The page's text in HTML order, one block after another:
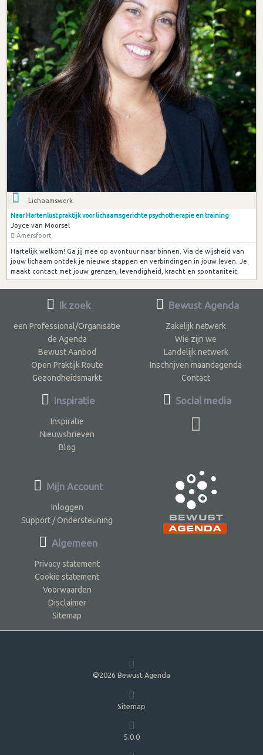
Lichaamswerk
Naar Hartenlust praktijk voor lichaamsgerichte psychotherapie en training
Joyce van Moorsel
Amersfoort
Hartelijk welkom! Ga jij mee op avontuur naar binnen. Via de wijsheid van
jouw lichaam ontdek je nieuwe stappen en verbindingen in jouw leven. Je
maakt contact met jouw grenzen, levendigheid, kracht en spontaniteit.
Ik zoek
een Professional/Organisatie
de Agenda
Bewust Aanbod
Open Praktijk Route
Gezondheidsmarkt
Inspiratie
Inspiratie
Nieuwsbrieven
Blog
Bewust Agenda
Zakelijk netwerk
Wie zijn we
Landelijk netwerk
Inschrijven maandagenda
Contact
Social media
Mijn Account
Inloggen
Support / Ondersteuning
Algemeen
Privacy statement
Cookie statement
Voorwaarden
Disclaimer
Sitemap
©2026 Bewust Agenda
Sitemap
5.0.0